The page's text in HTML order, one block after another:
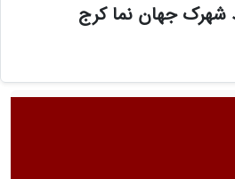
جهان نما کرج